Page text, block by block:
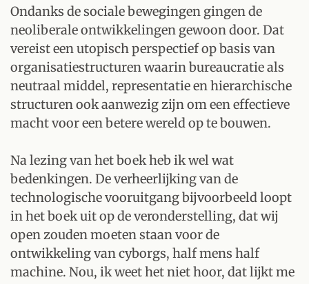
Ondanks de sociale bewegingen gingen de
neoliberale ontwikkelingen gewoon door. Dat
vereist een utopisch perspectief op basis van
organisatiestructuren waarin bureaucratie als
neutraal middel, representatie en hierarchische
structuren ook aanwezig zijn om een effectieve
macht voor een betere wereld op te bouwen.
Na lezing van het boek heb ik wel wat
bedenkingen. De verheerlijking van de
technologische vooruitgang bijvoorbeeld loopt
in het boek uit op de veronderstelling, dat wij
open zouden moeten staan voor de
ontwikkeling van cyborgs, half mens half
machine. Nou, ik weet het niet hoor, dat lijkt me